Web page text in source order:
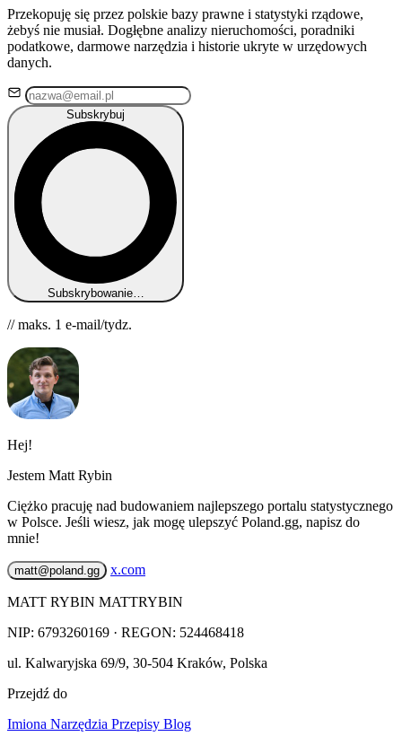
Przekopuję się przez polskie bazy prawne i statystyki rządowe,
żebyś nie musiał. Dogłębne analizy nieruchomości, poradniki
podatkowe, darmowe narzędzia i historie ukryte w urzędowych
danych.
Subskrybuj
Subskrybowanie…
// maks. 1 e-mail/tydz.
Hej!
Jestem Matt Rybin
Ciężko pracuję nad budowaniem najlepszego portalu statystycznego
w Polsce. Jeśli wiesz, jak mogę ulepszyć Poland.gg, napisz do
mnie!
matt@poland.gg x.com
MATT RYBIN MATTRYBIN
NIP: 6793260169 · REGON: 524468418
ul. Kalwaryjska 69/9, 30-504 Kraków, Polska
Przejdź do
Imiona Narzędzia Przepisy Blog